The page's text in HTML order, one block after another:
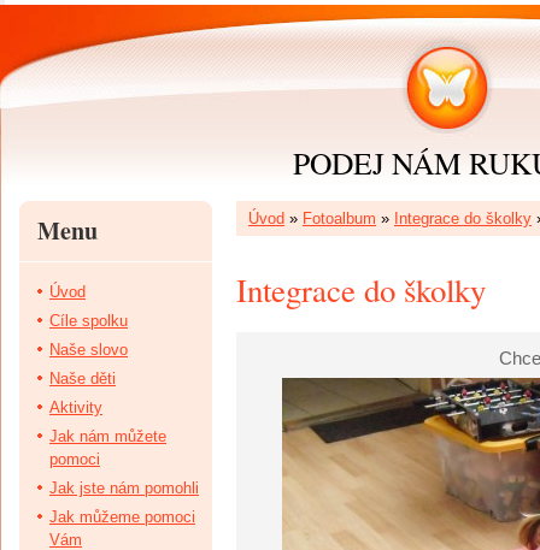
PODEJ NÁM
Úvod » Fotoalbum » Integrace do školky
Integrace do školky
Menu
Úvod
Cíle spolku
Naše slovo
Naše děti
Aktivity
Jak nám můžete
pomoci
Jak jste nám pomohli
Jak můžeme pomoci
Vám